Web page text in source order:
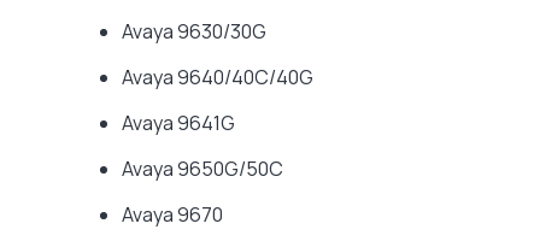
Avaya 9630/30G
Avaya 9640/40C/40G
Avaya 9641G
Avaya 9650G/50C
Avaya 9670